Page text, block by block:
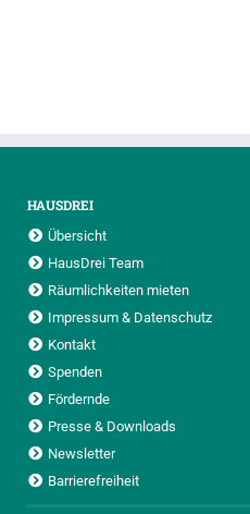
HAUSDREI
Übersicht
HausDrei Team
Räumlichkeiten mieten
Impressum & Datenschutz
Kontakt
Spenden
Fördernde
Presse & Downloads
Newsletter
Barrierefreiheit